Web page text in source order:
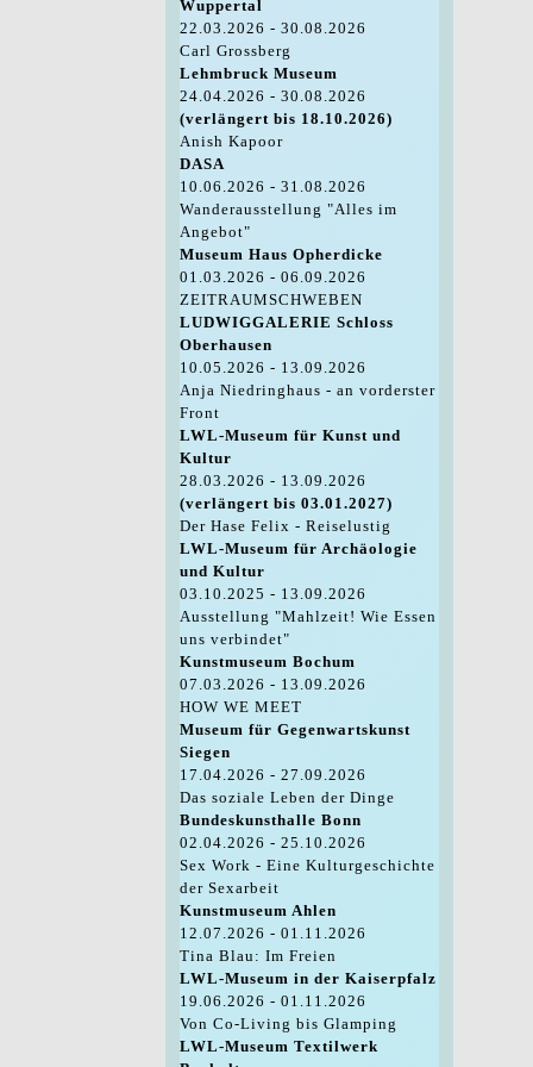
Wuppertal
22.03.2026 - 30.08.2026
Carl Grossberg
Lehmbruck Museum
24.04.2026 - 30.08.2026
(verlängert bis 18.10.2026)
Anish Kapoor
DASA
10.06.2026 - 31.08.2026
Wanderausstellung "Alles im
Angebot"
Museum Haus Opherdicke
01.03.2026 - 06.09.2026
ZEITRAUMSCHWEBEN
LUDWIGGALERIE Schloss
Oberhausen
10.05.2026 - 13.09.2026
Anja Niedringhaus - an vorderster
Front
LWL-Museum für Kunst und
Kultur
28.03.2026 - 13.09.2026
(verlängert bis 03.01.2027)
Der Hase Felix - Reiselustig
LWL-Museum für Archäologie
und Kultur
03.10.2025 - 13.09.2026
Ausstellung "Mahlzeit! Wie Essen
uns verbindet"
Kunstmuseum Bochum
07.03.2026 - 13.09.2026
HOW WE MEET
Museum für Gegenwartskunst
Siegen
17.04.2026 - 27.09.2026
Das soziale Leben der Dinge
Bundeskunsthalle Bonn
02.04.2026 - 25.10.2026
Sex Work - Eine Kulturgeschichte
der Sexarbeit
Kunstmuseum Ahlen
12.07.2026 - 01.11.2026
Tina Blau: Im Freien
LWL-Museum in der Kaiserpfalz
19.06.2026 - 01.11.2026
Von Co-Living bis Glamping
LWL-Museum Textilwerk